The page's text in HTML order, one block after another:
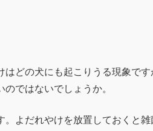
どの犬にも起こりうる現象です
ではないでしょうか。
よだれやけを放置しておくと雑